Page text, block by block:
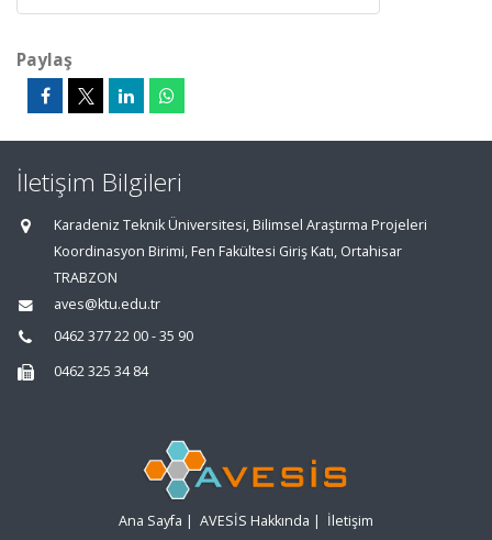
Paylaş
İletişim Bilgileri
Karadeniz Teknik Üniversitesi, Bilimsel Araştırma Projeleri
Koordinasyon Birimi, Fen Fakültesi Giriş Katı, Ortahisar
TRABZON
aves@ktu.edu.tr
0462 377 22 00 - 35 90
0462 325 34 84
Ana Sayfa | AVESİS Hakkında | İletişim